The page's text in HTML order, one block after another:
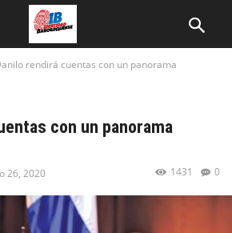
rendirá cuentas con un panorama
con un panorama
26, 2020 0
1431